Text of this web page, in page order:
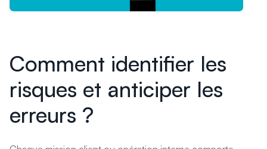
Comment identifier les
risques et anticiper les
erreurs ?